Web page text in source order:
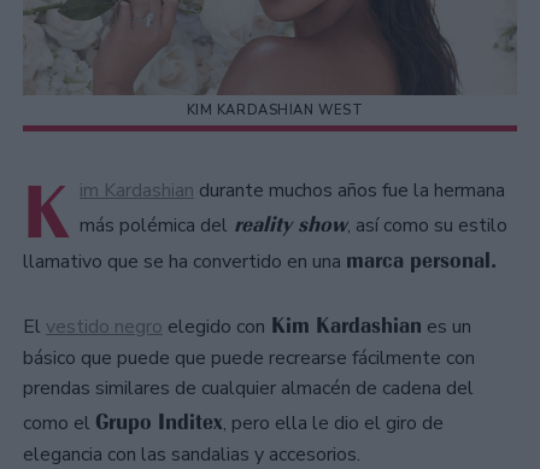
KIM KARDASHIAN WEST
K im Kardashian durante muchos años fue la hermana
más polémica del reality show, así como su estilo
llamativo que se ha convertido en una marca personal.
El vestido negro elegido con Kim Kardashian es un
básico que puede que puede recrearse fácilmente con
prendas similares de cualquier almacén de cadena del
como el Grupo Inditex, pero ella le dio el giro de
elegancia con las sandalias y accesorios.